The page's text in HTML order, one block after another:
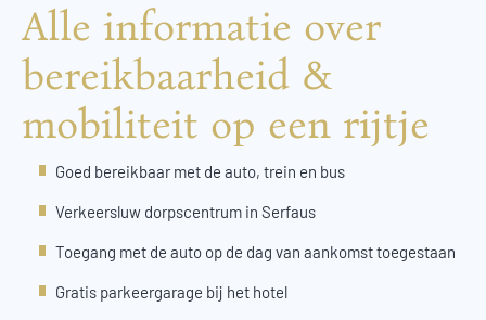
Alle informatie over
bereikbaarheid &
mobiliteit op een rijtje
Goed bereikbaar met de auto, trein en bus
Verkeersluw dorpscentrum in Serfaus
Toegang met de auto op de dag van aankomst toegestaan
Gratis parkeergarage bij het hotel